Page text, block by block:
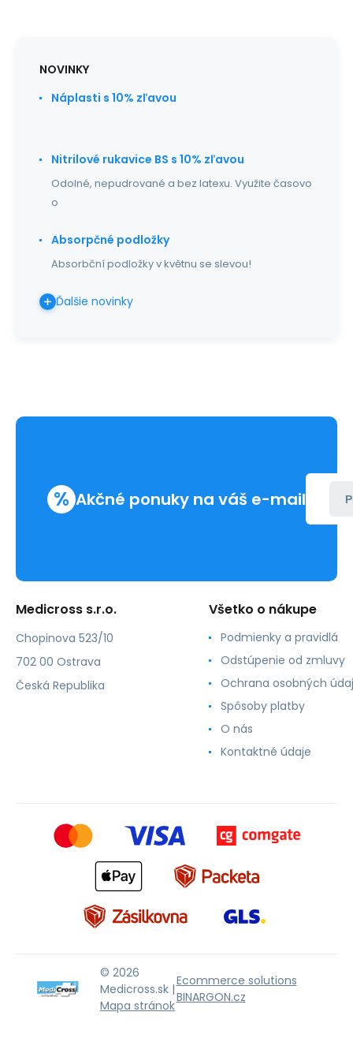
NOVINKY
Náplasti s 10% zľavou
Nitrilové rukavice BS s 10% zľavou
Odolné, nepudrované a bez latexu. Využite časovo
o
Absorpčné podložky
Absorbční podložky v květnu se slevou!
Ďalšie novinky
% Akčné ponuky na váš e-mail
Medicross s.r.o.
Chopinova 523/10
702 00 Ostrava
Česká Republika
Všetko o nákupe
Podmienky a pravidlá
Odstúpenie od zmluvy
Ochrana osobných
Spôsoby platby
O nás
Kontaktné údaje
© 2026
Medicross.sk |
Mapa stránok
Ecommerce solutions
BINARGON.cz